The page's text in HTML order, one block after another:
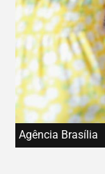
Agência Brasília